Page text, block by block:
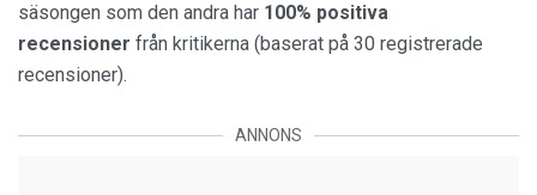
säsongen som den andra har 100% positiva
recensioner från kritikerna (baserat på 30 registrerade
recensioner).
ANNONS